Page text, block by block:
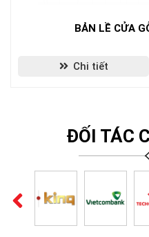
BẢN LỀ CỬA
Chi tiết
ĐỐI TÁC